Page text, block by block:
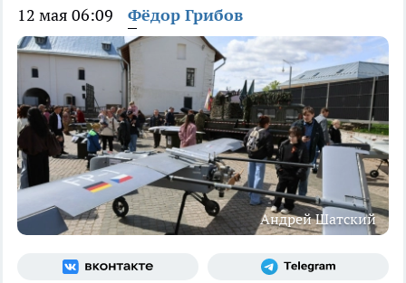
12 мая 06:09 Фёдор Грибов
Андрей Шатский